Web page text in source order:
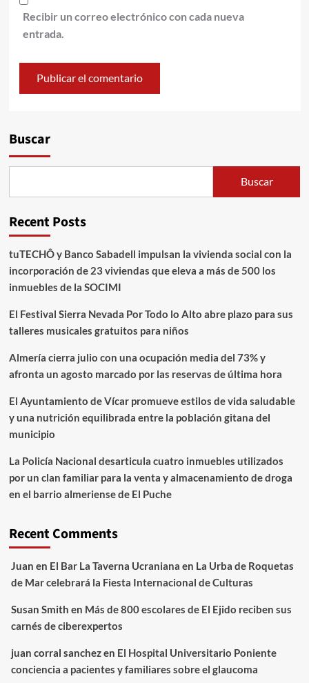
Recibir un correo electrónico con cada nueva
entrada.
Buscar
Buscar
Recent Posts
tuTECHÔ y Banco Sabadell impulsan la vivienda social con la
incorporación de 23 viviendas que eleva a más de 500 los
inmuebles de la SOCIMI
El Festival Sierra Nevada Por Todo lo Alto abre plazo para sus
talleres musicales gratuitos para niños
Almería cierra julio con una ocupación media del 73% y
afronta un agosto marcado por las reservas de última hora
El Ayuntamiento de Vícar promueve estilos de vida saludable
y una nutrición equilibrada entre la población gitana del
municipio
La Policía Nacional desarticula cuatro inmuebles utilizados
por un clan familiar para la venta y almacenamiento de droga
en el barrio almeriense de El Puche
Recent Comments
Juan en El Bar La Taverna Ucraniana en La Urba de Roquetas
de Mar celebrará la Fiesta Internacional de Culturas
Susan Smith en Más de 800 escolares de El Ejido reciben sus
carnés de ciberexpertos
juan corral sanchezen El Hospital Universitario Poniente
conciencia a pacientes y familiares sobre el glaucoma